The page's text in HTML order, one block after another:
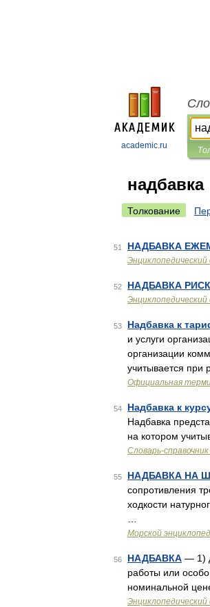
academic.ru
надбавка
Толкование
51 НАДБАВКА
Энциклопедический
52 НАДБАВКА
Энциклопедический
53 Надбавка к
и услуги
организации
учитывается при
Официальная
54 Надбавка к
Надбавка
на котором
Словарь-
55 НАДБАВКА НА
сопротивления
ходкости
Морской
56 НАДБАВКА — 1)
работы или
номинальной
Энциклопедический